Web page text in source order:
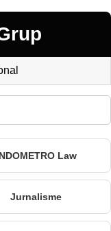
Law
Jurnalisme